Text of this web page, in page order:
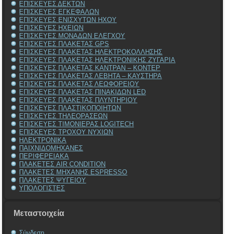
ΕΠΙΣΚΕΥΕΣ ΔΕΚΤΩΝ
ΕΠΙΣΚΕΥΕΣ ΕΓΚΕΦΑΛΩΝ
ΕΠΙΣΚΕΥΕΣ ΕΝΙΣΧΥΤΩΝ ΗΧΟΥ
ΕΠΙΣΚΕΥΕΣ ΗΧΕΙΩΝ
ΕΠΙΣΚΕΥΕΣ ΜΟΝΑΔΩΝ ΕΛΕΓΧΟΥ
ΕΠΙΣΚΕΥΕΣ ΠΛΑΚΕΤΑΣ GPS
ΕΠΙΣΚΕΥΕΣ ΠΛΑΚΕΤΑΣ ΗΛΕΚΤΡΟΚΟΛΛΗΣΗΣ
ΕΠΙΣΚΕΥΕΣ ΠΛΑΚΕΤΑΣ ΗΛΕΚΤΡΟΝΙΚΗΣ ΖΥΓΑΡΙΑ
ΕΠΙΣΚΕΥΕΣ ΠΛΑΚΕΤΑΣ ΚΑΝΤΡΑΝ – ΚΟΝΤΕΡ
ΕΠΙΣΚΕΥΕΣ ΠΛΑΚΕΤΑΣ ΛΕΒΗΤΑ – ΚΑΥΣΤΗΡΑ
ΕΠΙΣΚΕΥΕΣ ΠΛΑΚΕΤΑΣ ΛΕΩΦΟΡΕΙΟΥ
ΕΠΙΣΚΕΥΕΣ ΠΛΑΚΕΤΑΣ ΠΙΝΑΚΙΔΩΝ LED
ΕΠΙΣΚΕΥΕΣ ΠΛΑΚΕΤΑΣ ΠΛΥΝΤΗΡΙΟΥ
ΕΠΙΣΚΕΥΕΣ ΠΛΑΣΤΙΚΟΠΟΙΗΤΩΝ
ΕΠΙΣΚΕΥΕΣ ΤΗΛΕΟΡΑΣΕΩΝ
ΕΠΙΣΚΕΥΕΣ ΤΙΜΟΝΙΕΡΑΣ LOGITECH
ΕΠΙΣΚΕΥΕΣ ΤΡΟΧΟΥ ΝΥΧΙΩΝ
ΗΛΕΚΤΡΟΝΙΚΑ
ΠΑΙΧΝΙΔΟΜΗΧΑΝΕΣ
ΠΕΡΙΦΕΡΕΙΑΚΑ
ΠΛΑΚΕΤΕΣ AIR CONDITION
ΠΛΑΚΕΤΕΣ ΜΗΧΑΝΗΣ ESPRESSO
ΠΛΑΚΕΤΕΣ ΨΥΓΕΙΟΥ
ΥΠΟΛΟΓΙΣΤΕΣ
Μεταστοιχεία